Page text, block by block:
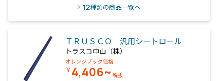
12種類の商品一覧へ
ＴＲＵＳＣＯ 汎用シートロール
トラスコ中山（株）
オレンジブック価格
￥4,406~ 税抜